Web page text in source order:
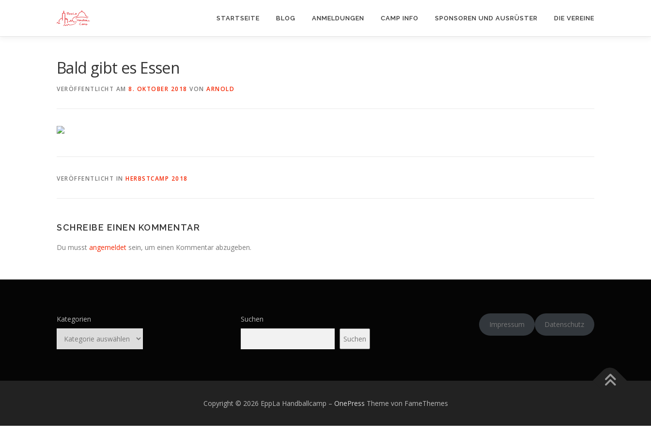
STARTSEITE BLOG ANMELDUNGEN CAMP INFO SPONSOREN UND AUSRÜSTER DIE VEREINE
Bald gibt es Essen
VERÖFFENTLICHT AM 8. OKTOBER 2018 VON ARNOLD
VERÖFFENTLICHT IN HERBSTCAMP 2018
SCHREIBE EINEN KOMMENTAR
Du musst angemeldet sein, um einen Kommentar abzugeben.
Kategorien Suchen
Suchen
Impressum Datenschutz
Copyright © 2026 EppLa Handballcamp – OnePress Theme von FameThemes